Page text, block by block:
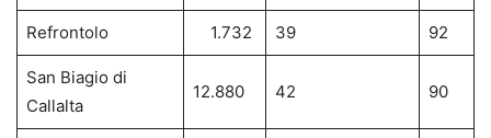
Refrontolo 1.732 39 92
San Biagio di
Callalta
12.880 42 90